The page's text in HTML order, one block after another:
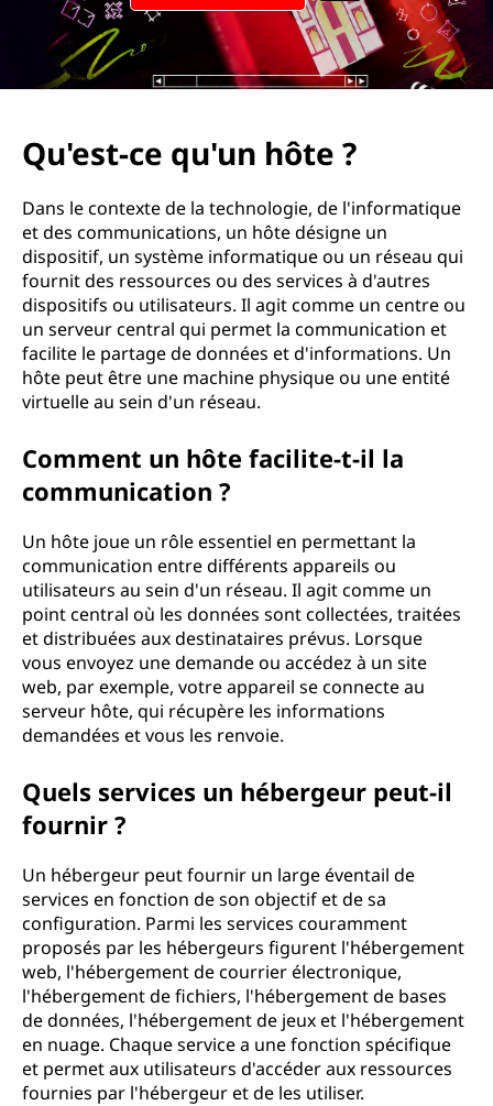
Qu'est-ce qu'un hôte ?
Dans le contexte de la technologie, de l'informatique
et des communications, un hôte désigne un
dispositif, un système informatique ou un réseau qui
fournit des ressources ou des services à d'autres
dispositifs ou utilisateurs. Il agit comme un centre ou
un serveur central qui permet la communication et
facilite le partage de données et d'informations. Un
hôte peut être une machine physique ou une entité
virtuelle au sein d'un réseau.
Comment un hôte facilite-t-il la
communication ?
Un hôte joue un rôle essentiel en permettant la
communication entre différents appareils ou
utilisateurs au sein d'un réseau. Il agit comme un
point central où les données sont collectées, traitées
et distribuées aux destinataires prévus. Lorsque
vous envoyez une demande ou accédez à un site
web, par exemple, votre appareil se connecte au
serveur hôte, qui récupère les informations
demandées et vous les renvoie.
Quels services un hébergeur peut-il
fournir ?
Un hébergeur peut fournir un large éventail de
services en fonction de son objectif et de sa
configuration. Parmi les services couramment
proposés par les hébergeurs figurent l'hébergement
web, l'hébergement de courrier électronique,
l'hébergement de fichiers, l'hébergement de bases
de données, l'hébergement de jeux et l'hébergement
en nuage. Chaque service a une fonction spécifique
et permet aux utilisateurs d'accéder aux ressources
fournies par l'hébergeur et de les utiliser.